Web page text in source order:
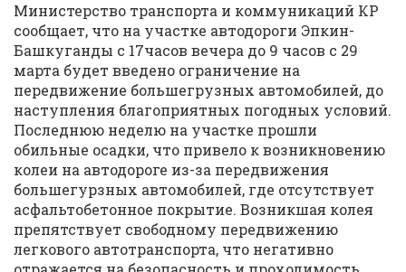
Министерство транспорта и коммуникаций КР
сообщает, что на участке автодороги Эпкин-
Башкуганды с 17часов вечера до 9 часов с 29
марта будет введено ограничение на
передвижение большегрузных автомобилей, до
наступления благоприятных погодных условий.
Последнюю неделю на участке прошли
обильные осадки, что привело к возникновению
колеи на автодороге из-за передвижения
большегурзных автомобилей, где отсутствует
асфальтобетонное покрытие. Возникшая колея
препятствует свободному передвижению
легкового автотранспорта, что негативно